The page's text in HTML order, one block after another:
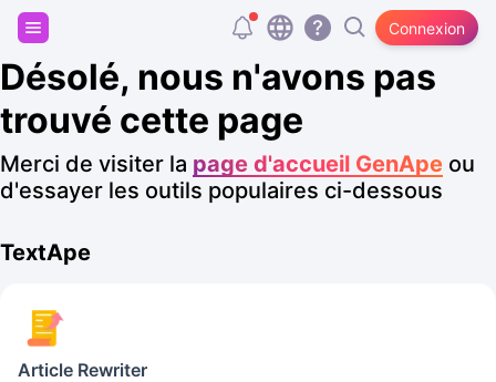
Connexion
Inscris-toi et reçois 20 000 tokens gratuits
Désolé, nous n'avons pas
trouvé cette page
Merci de visiter la page d'accueil GenApe ou
d'essayer les outils populaires ci-dessous
TextApe
Article Rewriter